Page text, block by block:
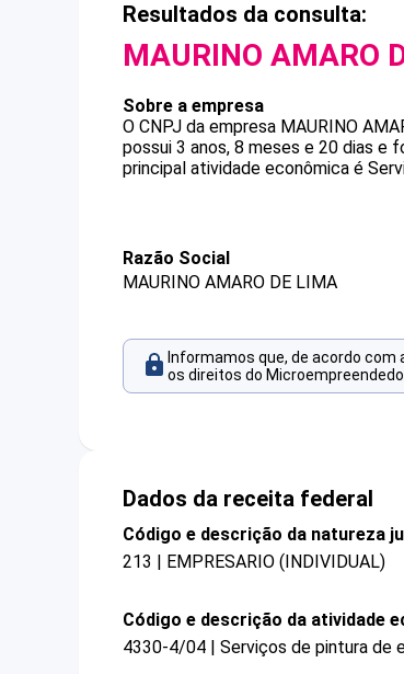
Resultados da consulta:
MAURINO AMARO
Sobre a empresa
O CNPJ da empresa MAURINO
possui 3 anos, 8 meses e 20 dias e
principal atividade econômica é
Razão Social
MAURINO AMARO DE LIMA
Informamos que, de acordo com
os direitos do
Dados da receita federal
Código e descrição da natureza
213 | EMPRESARIO (INDIVIDUAL)
Código e descrição da atividade
4330-4/04 | Serviços de pintura de